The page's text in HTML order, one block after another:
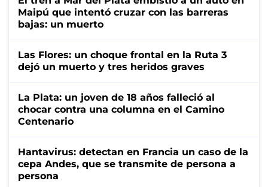
Maipú que intentó cruzar con las barreras
bajas: un muerto
Las Flores: un choque frontal en la Ruta 3
dejó un muerto y tres heridos graves
La Plata: un joven de 18 años falleció al
chocar contra una columna en el Camino
Centenario
Hantavirus: detectan en Francia un caso de la
cepa Andes, que se transmite de persona a
persona